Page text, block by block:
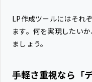
LP作成ツールにはそれ
ます。何を実現したい
ましょう。
手軽さ重視なら「